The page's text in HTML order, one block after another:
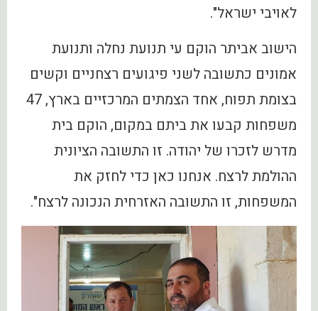
לאויבי ישראל".
הישוב אביתר הוקם עי תנועת נחלה ותנועת
אמונים כתשובה לשני פיגועים רצחניים וקשים
בצומת תפוח, אחד הצמתים המרכזיים בארץ, 47
משפחות קבעו את ביתם במקום, הוקם בית
מדרש לזכרו של יהודה. זו התשובה הציונית
ההולמת לרצח. אנחנו כאן כדי לחזק את
המשפחות, זו התשובה האזרחית הנכונה לרצח".